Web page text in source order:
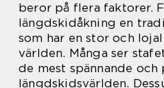
beror på flera faktorer.
längdskidåkning en
som har en stor och
världen. Många ser
de mest spännande
längdskidsvärlden.